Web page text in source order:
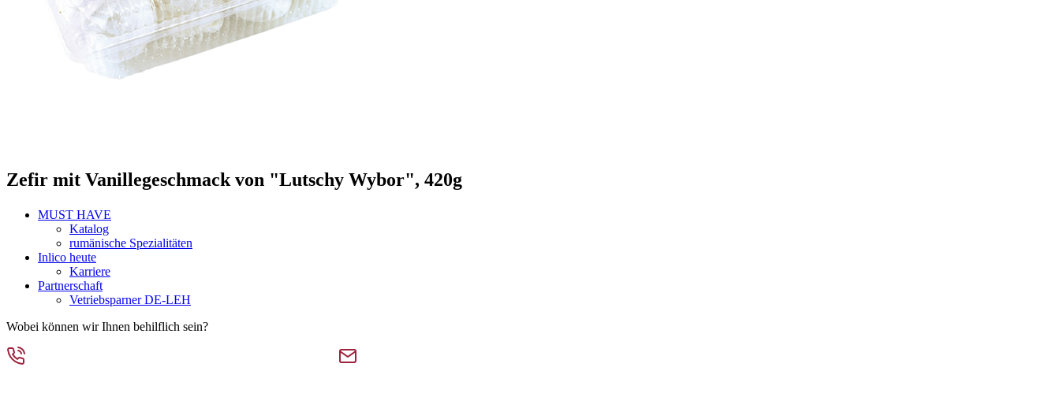
Zefir mit Vanillegeschmack von "Lutschy Wybor", 420g
MUST HAVE
Katalog
rumänische Spezialitäten
Inlico heute
Karriere
Partnerschaft
Vetriebsparner DE-LEH
Wobei können wir Ihnen behilflich sein?